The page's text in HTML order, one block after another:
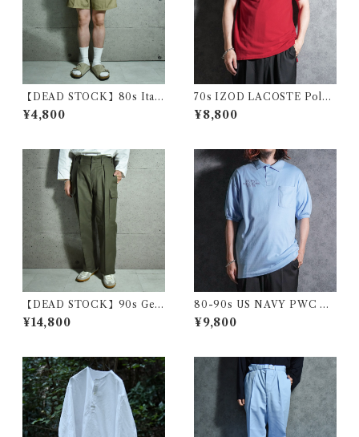
【DEAD STOCK】80s Itali
an Army Short Pants イタリ
ア軍 ショートパンツ ツータッ
¥4,800
70s IZOD LACOSTE Polo
Shirts Red Made in USA ア
イゾッド ラコステ ポロシャツ
¥8,800
【DEAD STOCK】90s Ger
man Army Moleskin Pants
ドイツ軍 モールスキン カーゴ
¥14,800
80-90s US NAVY PWC PU
BLIC WORKS CENTER an
vil Polo Shirts アメリカ 海軍
¥9,800